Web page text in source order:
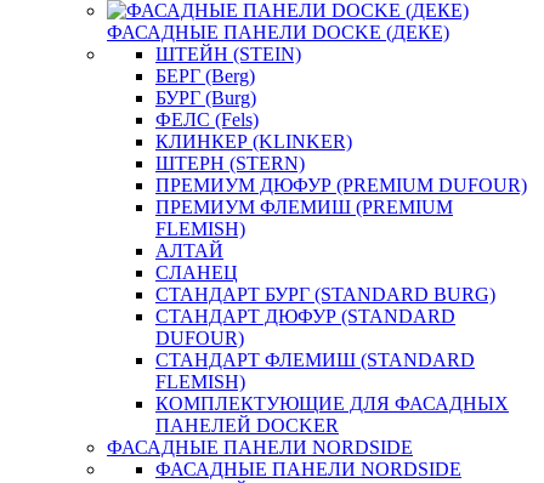
ФАСАДНЫЕ ПАНЕЛИ DOCKE (ДЕКЕ)
ШТЕЙН (STEIN)
БЕРГ (Berg)
БУРГ (Burg)
ФЕЛС (Fels)
КЛИНКЕР (KLINKER)
ШТЕРН (STERN)
ПРЕМИУМ ДЮФУР (PREMIUM DUFOUR)
ПРЕМИУМ ФЛЕМИШ (PREMIUM
FLEMISH)
АЛТАЙ
СЛАНЕЦ
СТАНДАРТ БУРГ (STANDARD BURG)
СТАНДАРТ ДЮФУР (STANDARD
DUFOUR)
СТАНДАРТ ФЛЕМИШ (STANDARD
FLEMISH)
КОМПЛЕКТУЮЩИЕ ДЛЯ ФАСАДНЫХ
ПАНЕЛЕЙ DOCKER
ФАСАДНЫЕ ПАНЕЛИ NORDSIDE
ФАСАДНЫЕ ПАНЕЛИ NORDSIDE